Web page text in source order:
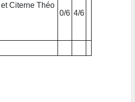
Citerne Théo
0/6 4/6